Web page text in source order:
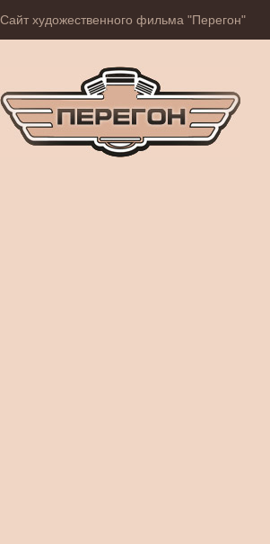
Сайт художественного фильма "Перегон"